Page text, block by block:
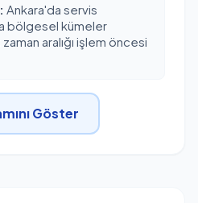
Ankara'da servis
bölgesel kümeler
aralığı işlem öncesi
Göster